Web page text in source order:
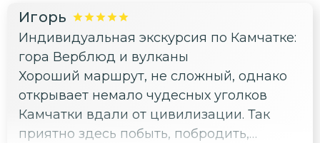
Игорь
Индивидуальная экскурсия по Камчатке:
гора Верблюд и вулканы
Хороший маршрут, не сложный, однако
открывает немало чудесных уголков
Камчатки вдали от цивилизации. Так
приятно здесь побыть, побродить,